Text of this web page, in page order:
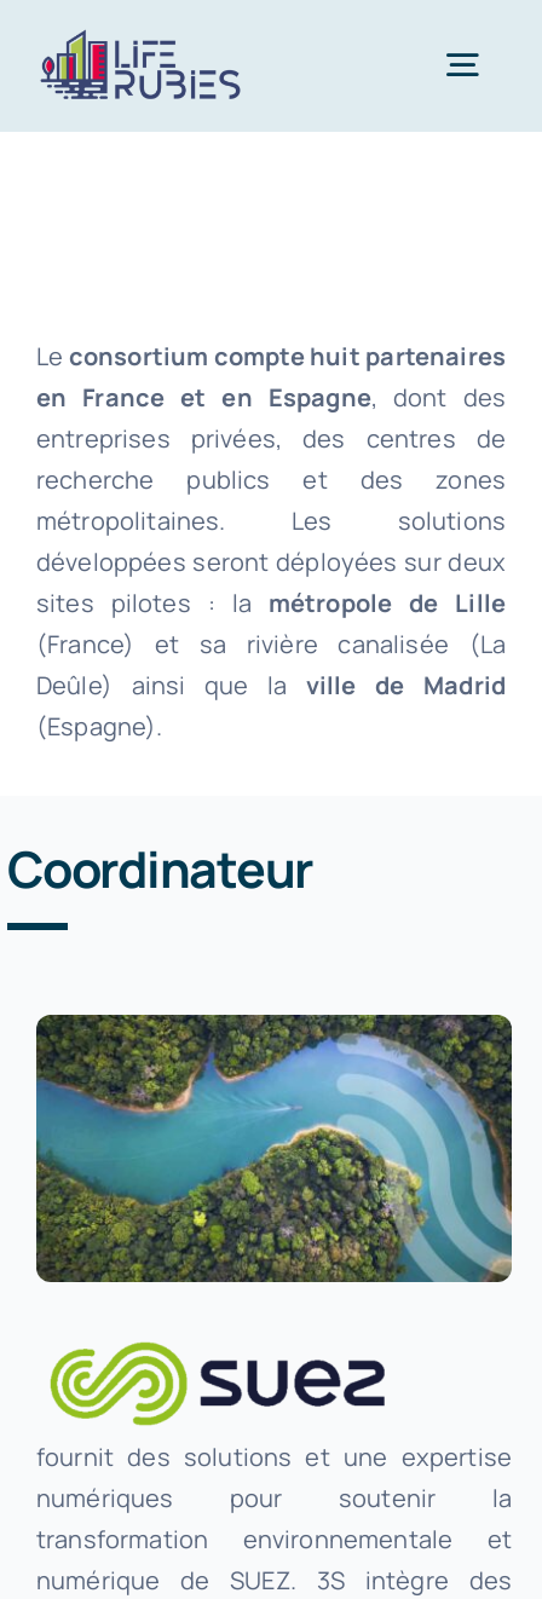
contenu
Le consortium compte huit partenaires
en France et en Espagne, dont des
entreprises privées, des centres de
recherche publics et des zones
métropolitaines. Les solutions
développées seront déployées sur deux
sites pilotes : la métropole de Lille
(France) et sa rivière canalisée (La
Deûle) ainsi que la ville de Madrid
(Espagne).
Coordinateur
fournit des solutions et une expertise
numériques pour soutenir la
transformation environnementale et
numérique de SUEZ. 3S intègre des